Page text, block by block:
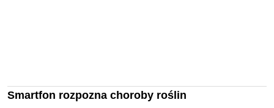
Smartfon rozpozna choroby roślin